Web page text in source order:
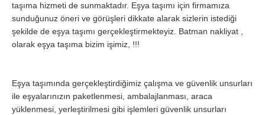
Sinop
Şanlıurfa Şırnak
Uşak Van
taşıma hizmeti de sunmaktadır. Eşya taşımı için firmamıza
sunduğunuz öneri ve görüşleri dikkate alarak sizlerin istediği
şekilde de eşya taşımı gerçekleştirmekteyiz. Batman nakliyat ,
olarak eşya taşıma bizim işimiz, !!!
Eşya taşımında gerçekleştirdiğimiz çalışma ve güvenlik unsurları
ile eşyalarınızın paketlenmesi, ambalajlanması, araca
yüklenmesi, yerleştirilmesi gibi işlemleri güvenlik unsurları